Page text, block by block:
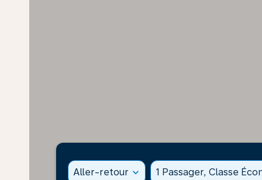
Aller-retour expand_more 1 Passager, Classe